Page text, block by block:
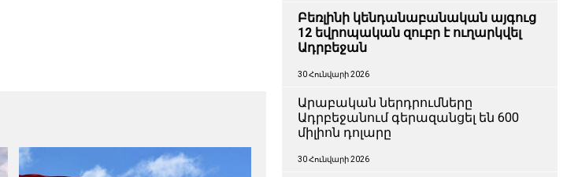
Բեռլինի կենդանաբանական այգուց
12 եվրոպական զուբր է ուղարկվել
Ադրբեջան
30 Հունվարի 2026
Արաբական ներդրումները
Ադրբեջանում գերազանցել են 600
միլիոն դոլարը
30 Հունվարի 2026